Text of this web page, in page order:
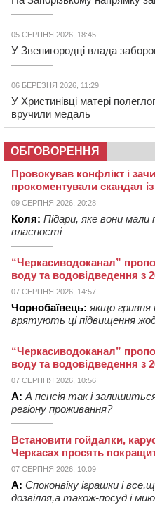
05 СЕРПНЯ 2026, 18:45
У Звенигородці влада
06 БЕРЕЗНЯ 2026, 11:29
У Христинівці матері
вручили медаль
ОБГОВОРЕННЯ
Провокував конфлікт і
прокоментували скандал
09 СЕРПНЯ 2026, 20:28
Коля: Підари, яке вони мали
власності
“Черкасиводоканал”
воду та водовідведення з
07 СЕРПНЯ 2026, 14:57
Чорнобаївець: якщо гривня
врятують ці підвищення
“Черкасиводоканал”
воду та водовідведення з
07 СЕРПНЯ 2026, 10:56
А: А пенсія так і
регіону проживання?
Встановити гойдалки,
Черкасах просять
07 СЕРПНЯ 2026, 10:09
А: Споконвіку іграшки і
дозвілля,а також-посуд і